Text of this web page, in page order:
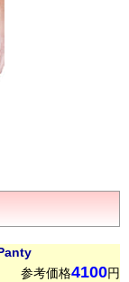
参考価格4100円